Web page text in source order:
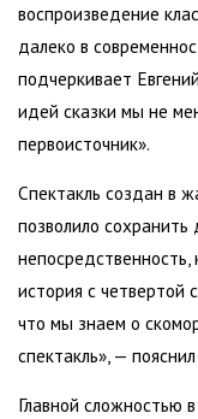
воспроизведение
далеко в
подчеркивает
идей сказки мы не
первоисточник».
Спектакль создан в
позволило сохранить
история с четвертой
что мы знаем о
спектакль», —
Главной сложностью